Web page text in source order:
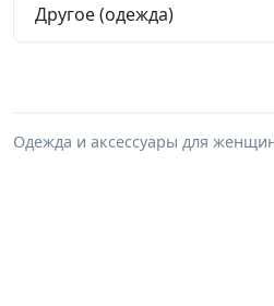
Другое (одежда)
Одежда и аксессуары для